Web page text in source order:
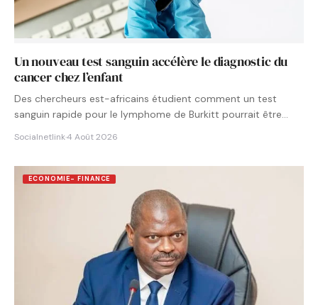
Un nouveau test sanguin accélère le diagnostic du
cancer chez l’enfant
Des chercheurs est-africains étudient comment un test
sanguin rapide pour le lymphome de Burkitt pourrait être
Socialnetlink·4 Août 2026
ECONOMIE- FINANCE